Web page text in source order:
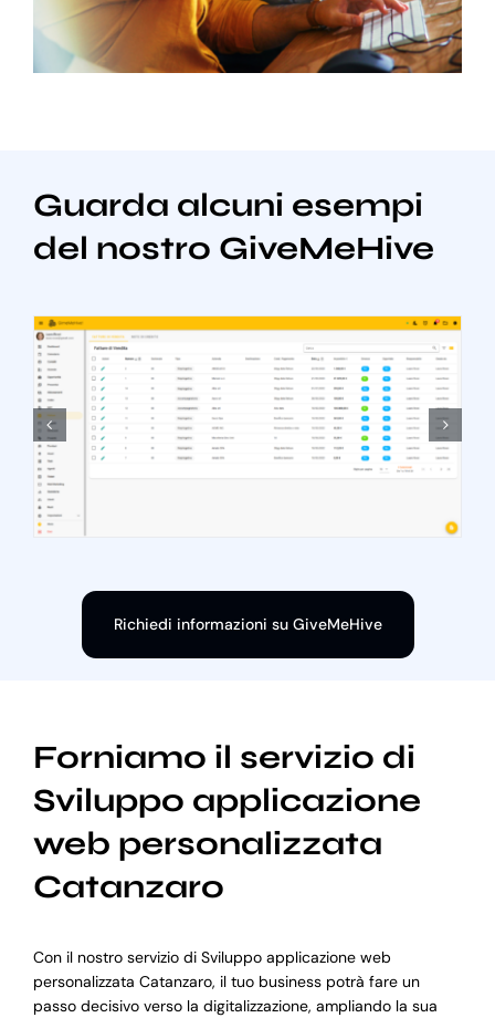
Guarda alcuni esempi
del nostro GiveMeHive
Richiedi informazioni su GiveMeHive
Forniamo il servizio di
Sviluppo applicazione
web personalizzata
Catanzaro
Con il nostro servizio di Sviluppo applicazione web
personalizzata Catanzaro, il tuo business potrà fare un
passo decisivo verso la digitalizzazione, ampliando la sua